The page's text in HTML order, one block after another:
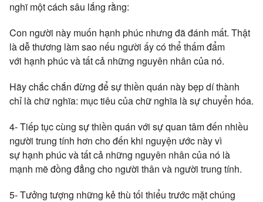
nghĩ một cách sâu lắng rằng:
Con người này muốn hạnh phúc nhưng đã đánh mất. Thật
là dễ thương làm sao nếu người ấy có thể thấm đẩm
với hạnh phúc và tất cả những nguyên nhân của nó.
Hãy chắc chắn đừng để sự thiền quán này bẹp dí thành
chỉ là chữ nghĩa: mục tiêu của chữ nghĩa là sự chuyển hóa.
4- Tiếp tục cùng sự thiền quán với sự quan tâm đến nhiều
người trung tính hơn cho đến khi nguyện ước này vì
sự hạnh phúc và tất cả những nguyên nhân của nó là
mạnh mẽ đồng đẳng cho người thân và người trung tính.
5- Tưởng tượng những kẻ thù tối thiểu trước mặt chúng